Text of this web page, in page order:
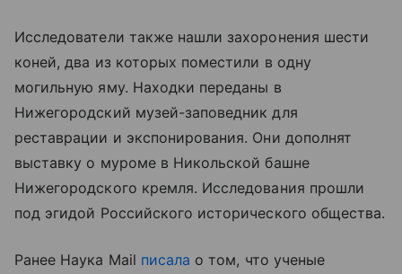
Исследователи также нашли захоронения шести
коней, два из которых поместили в одну
могильную яму. Находки переданы в
Нижегородский музей-заповедник для
реставрации и экспонирования. Они дополнят
выставку о муроме в Никольской башне
Нижегородского кремля. Исследования прошли
под эгидой Российского исторического общества.
Ранее Наука Mail писала о том, что ученые